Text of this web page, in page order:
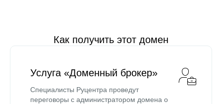
Как получить этот домен
Услуга «Доменный брокер»
Специалисты Руцентра проведут
переговоры с администратором домена о